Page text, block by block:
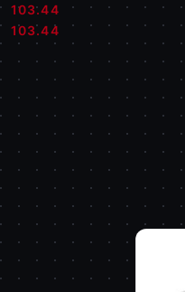
Cena:
103.44
Cena:
103.44